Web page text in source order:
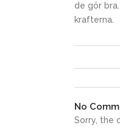
de gör
krafterna.
No
Sorry, the